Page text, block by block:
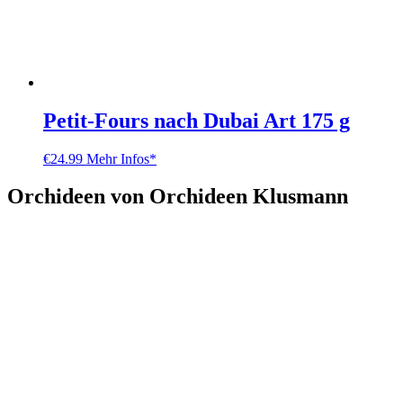
Petit-Fours nach Dubai Art 175 g
€24.99 Mehr Infos*
Orchideen von Orchideen Klusmann